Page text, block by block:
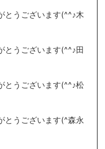
とうございます(^^♪木
とうございます(^^♪田
とうございます(^^♪松
とうございます(^森永